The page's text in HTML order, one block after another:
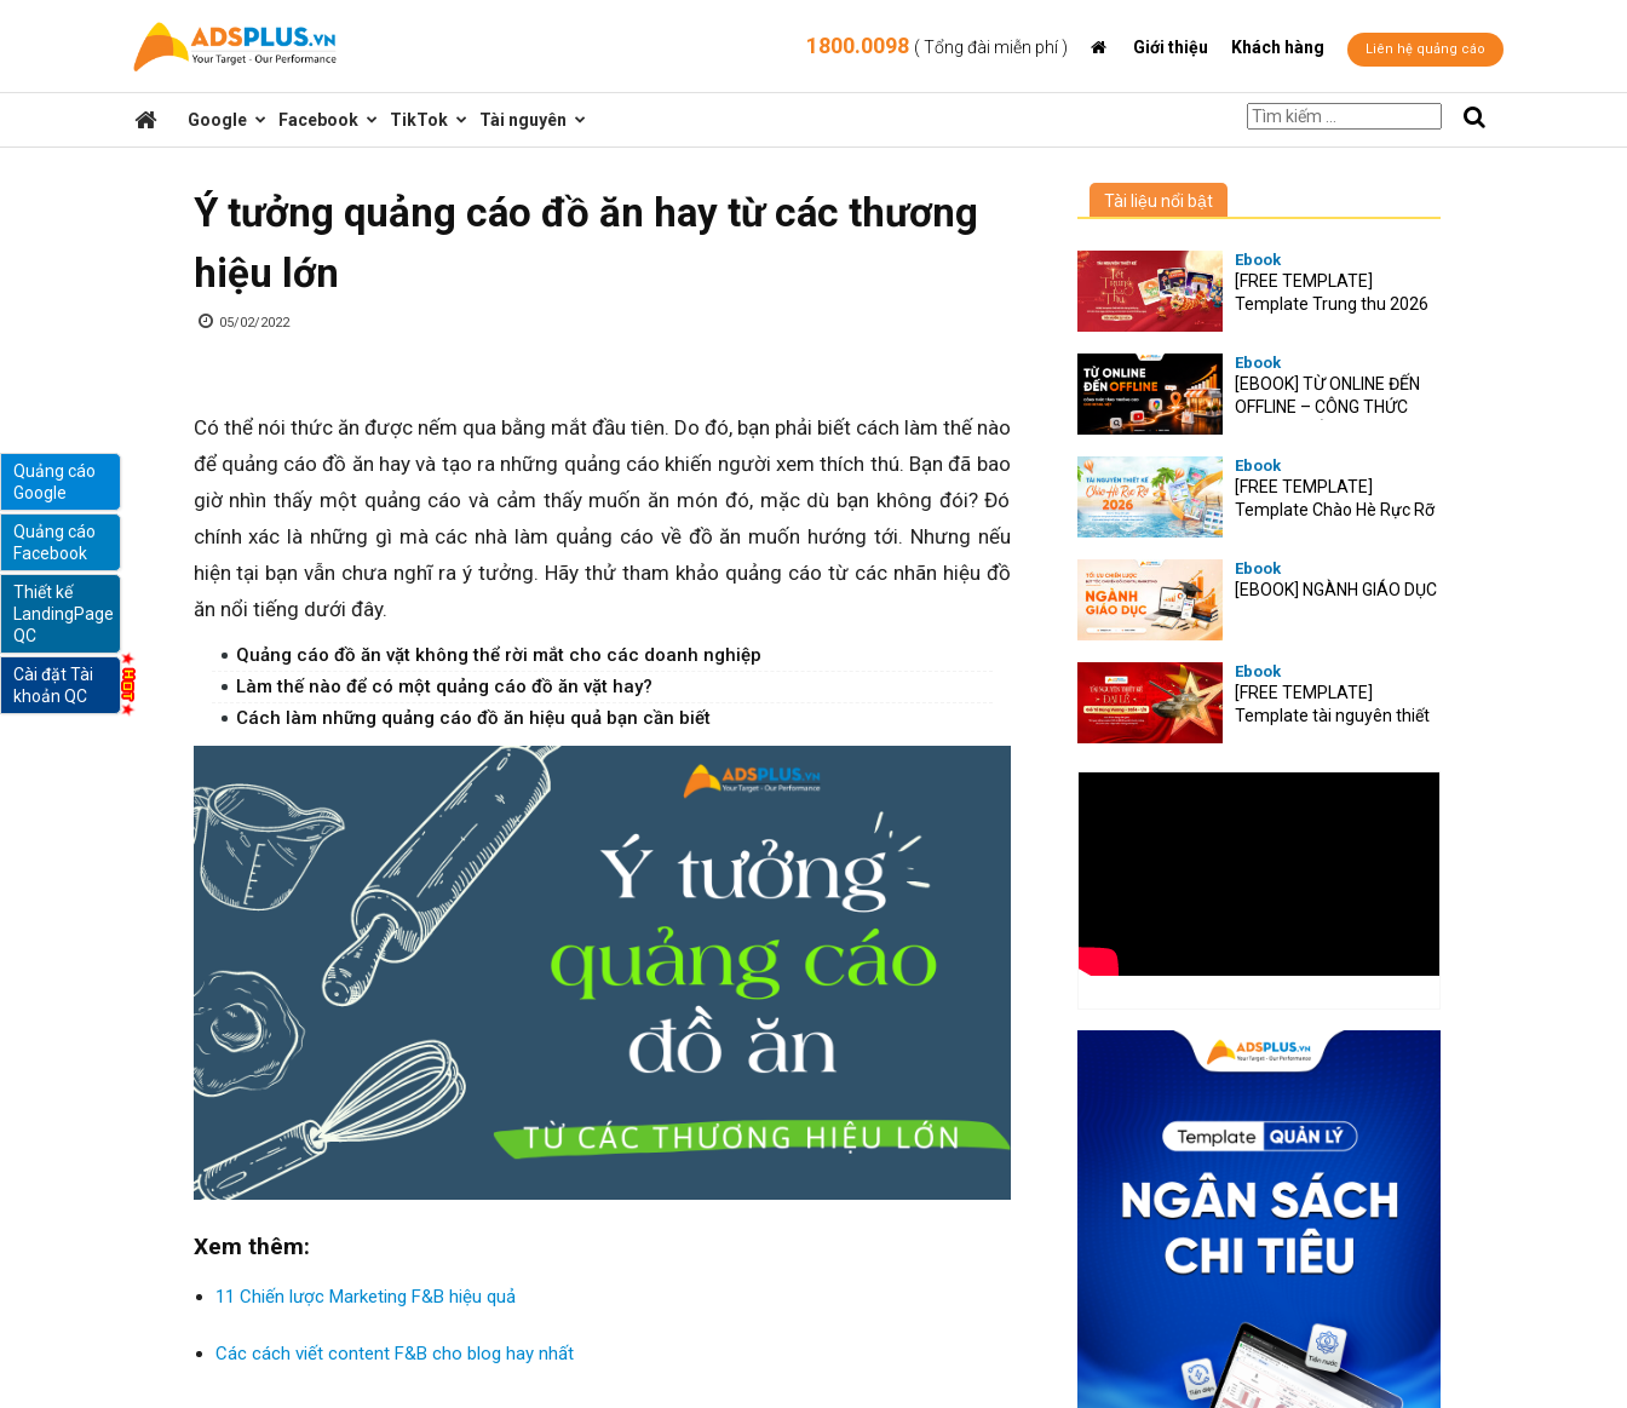
sẻ
marketing
online
1800.0098 ( Tổng đài miễn phí ) Giới thiệu Khách hàng Liên hệ quảng cáo
Google Facebook TikTok Tài nguyên
Ý tưởng quảng cáo đồ ăn hay từ các thương
hiệu lớn
05/02/2022
Có thể nói thức ăn được nếm qua bằng mắt đầu tiên. Do đó, bạn phải biết cách làm thế nào
để quảng cáo đồ ăn hay và tạo ra những quảng cáo khiến người xem thích thú. Bạn đã bao
giờ nhìn thấy một quảng cáo và cảm thấy muốn ăn món đó, mặc dù bạn không đói? Đó
chính xác là những gì mà các nhà làm quảng cáo về đồ ăn muốn hướng tới. Nhưng nếu
hiện tại bạn vẫn chưa nghĩ ra ý tưởng. Hãy thử tham khảo quảng cáo từ các nhãn hiệu đồ
ăn nổi tiếng dưới đây.
Quảng cáo đồ ăn vặt không thể rời mắt cho các doanh nghiệp
Làm thế nào để có một quảng cáo đồ ăn vặt hay?
Cách làm những quảng cáo đồ ăn hiệu quả bạn cần biết
Xem thêm:
11 Chiến lược Marketing F&B hiệu quả
Các cách viết content F&B cho blog hay nhất
Quảng cáo
Google
Quảng cáo
Facebook
Thiết kế
LandingPage
QC
Cài đặt Tài
khoản QC
Tài liệu nổi bật
Ebook
[FREE TEMPLATE]
Template Trung thu 2026
Ebook
[EBOOK] TỪ ONLINE ĐẾN
OFFLINE – CÔNG THỨC
Ebook
[FREE TEMPLATE]
Template Chào Hè Rực Rỡ
Ebook
[EBOOK] NGÀNH GIÁO DỤC
Ebook
[FREE TEMPLATE]
Template tài nguyên thiết